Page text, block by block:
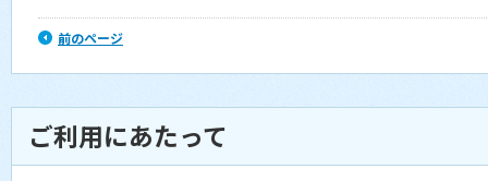
前のページ
ご利用にあたって